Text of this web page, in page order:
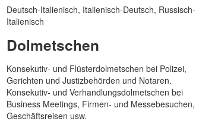
Ihre Telefonnummer
Ihre E-Mail
Ihre Sprache
Ihre Nachricht
Deutsch-Italienisch, Italienisch-Deutsch, Russisch-
Italienisch
Dolmetschen
Konsekutiv- und Flüsterdolmetschen bei Polizei,
Gerichten und Justizbehörden und Notaren.
Konsekutiv- und Verhandlungsdolmetschen bei
Business Meetings, Firmen- und Messebesuchen,
Geschäftsreisen usw.